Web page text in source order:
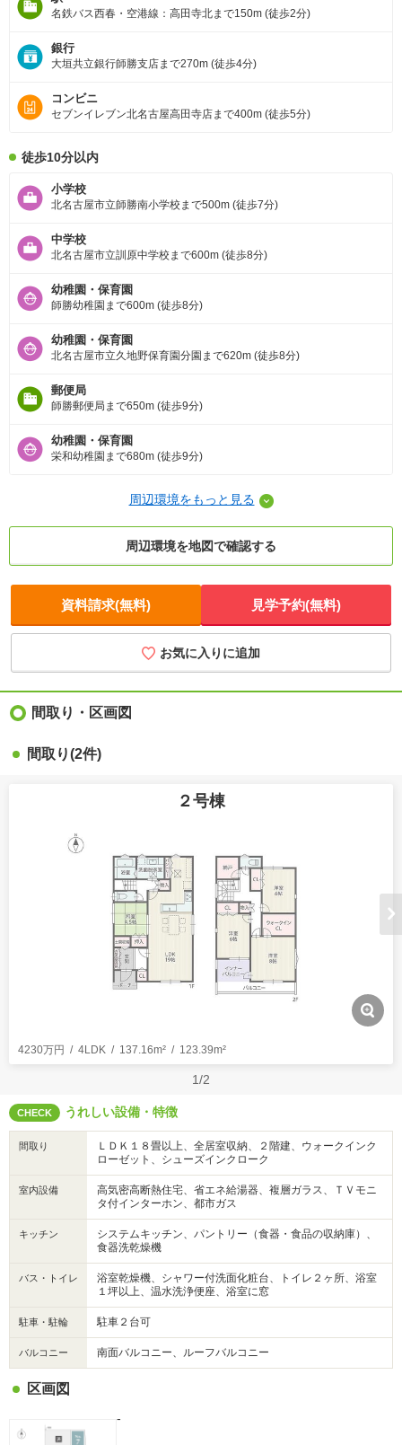
名鉄バス西春・空港線：高田寺北まで150m (徒歩2分)
銀行
大垣共立銀行師勝支店まで270m (徒歩4分)
コンビニ
セブンイレブン北名古屋高田寺店まで400m (徒歩5分)
徒歩10分以内
小学校
北名古屋市立師勝南小学校まで500m (徒歩7分)
中学校
北名古屋市立訓原中学校まで600m (徒歩8分)
幼稚園・保育園
師勝幼稚園まで600m (徒歩8分)
幼稚園・保育園
北名古屋市立久地野保育園分園まで620m (徒歩8分)
郵便局
師勝郵便局まで650m (徒歩9分)
幼稚園・保育園
栄和幼稚園まで680m (徒歩9分)
周辺環境をもっと見る
周辺環境を地図で確認する
資料請求(無料) 見学予約(無料)
お気に入りに追加
間取り・区画図
間取り(2件)
２号棟
4230万円 4LDK 137.16m² 123.39m²
1/2
CHECK うれしい設備・特徴
間取り
ＬＤＫ１８畳以上、全居室収納、２階建、ウォークインク
ローゼット、シューズインクローク
室内設備
高気密高断熱住宅、省エネ給湯器、複層ガラス、ＴＶモニ
タ付インターホン、都市ガス
キッチン
システムキッチン、パントリー（食器・食品の収納庫）、
食器洗乾燥機
バス・トイレ
浴室乾燥機、シャワー付洗面化粧台、トイレ２ヶ所、浴室
１坪以上、温水洗浄便座、浴室に窓
駐車・駐輪 駐車２台可
バルコニー 南面バルコニー、ルーフバルコニー
区画図
-